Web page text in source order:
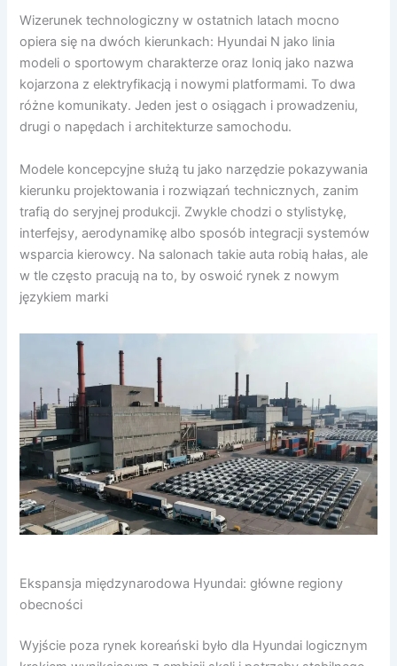
Wizerunek technologiczny w ostatnich latach mocno
opiera się na dwóch kierunkach: Hyundai N jako linia
modeli o sportowym charakterze oraz Ioniq jako nazwa
kojarzona z elektryfikacją i nowymi platformami. To dwa
różne komunikaty. Jeden jest o osiągach i prowadzeniu,
drugi o napędach i architekturze samochodu.
Modele koncepcyjne służą tu jako narzędzie pokazywania
kierunku projektowania i rozwiązań technicznych, zanim
trafią do seryjnej produkcji. Zwykle chodzi o stylistykę,
interfejsy, aerodynamikę albo sposób integracji systemów
wsparcia kierowcy. Na salonach takie auta robią hałas, ale
w tle często pracują na to, by oswoić rynek z nowym
językiem marki
Ekspansja międzynarodowa Hyundai: główne regiony
obecności
Wyjście poza rynek koreański było dla Hyundai logicznym